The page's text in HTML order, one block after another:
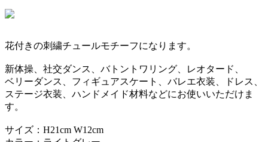
花付きの刺繍チュールモチーフになります。
新体操、社交ダンス、バトントワリング、レオタード、
ベリーダンス、フィギュアスケート、バレエ衣装、ドレス、
ステージ衣装、ハンドメイド材料などにお使いいただけま
す。
サイズ：H21cm W12cm